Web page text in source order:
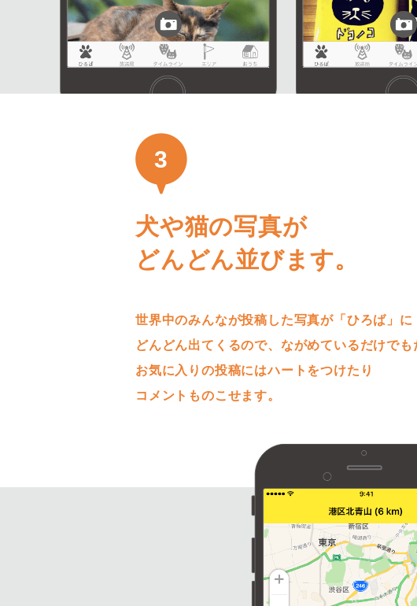
3
犬や猫の写真が
どんどん並びます。
世界中のみんなが投稿した写真が「ひろば」に
どんどん出てくるので、ながめているだけでも
お気に入りの投稿にはハートをつけたり
コメントものこせます。